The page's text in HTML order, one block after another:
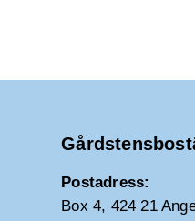
Postadress:
Box 4, 424 21